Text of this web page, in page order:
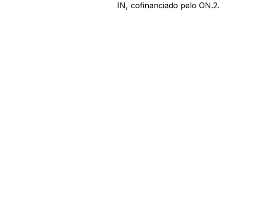
IN, cofinanciado pelo ON.2.